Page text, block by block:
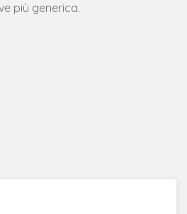
più generica.